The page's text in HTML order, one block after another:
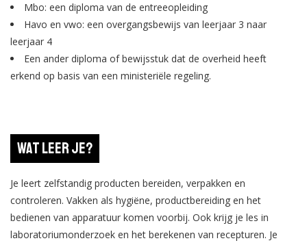
Mbo: een diploma van de entreeopleiding
Havo en vwo: een overgangsbewijs van leerjaar 3 naar
leerjaar 4
Een ander diploma of bewijsstuk dat de overheid heeft
erkend op basis van een ministeriële regeling.
Wat leer je?
Je leert zelfstandig producten bereiden, verpakken en
controleren. Vakken als hygiëne, productbereiding en het
bedienen van apparatuur komen voorbij. Ook krijg je les in
laboratoriumonderzoek en het berekenen van recepturen. Je